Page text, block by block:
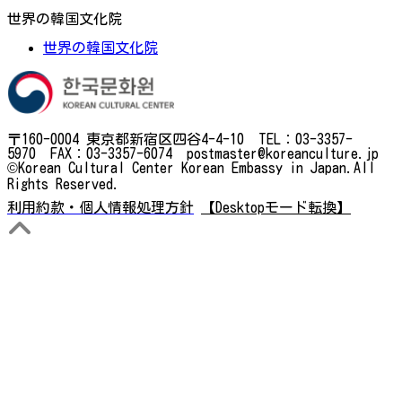
世界の韓国文化院
世界の韓国文化院
〒160-0004 東京都新宿区四谷4-4-10 TEL：03-3357-
5970 FAX：03-3357-6074 postmaster@koreanculture.jp
©Korean Cultural Center Korean Embassy in Japan.All
Rights Reserved.
利用約款・個人情報処理方針
【Desktopモード転換】